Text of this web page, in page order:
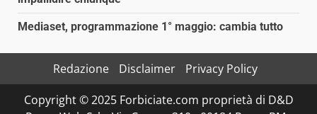
Mediaset, programmazione 1° maggio: cambia tutto
Redazione Disclaimer
Privacy Policy
Copyright © 2025 Forbiciate.com proprietà di D&D